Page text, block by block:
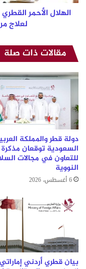
لعلاج
في
سوريا
لعلاج
مقالات ذات صلة
دولة قطر والمملكة
السعودية توقعان
للتعاون في مجالات
النووية
6 أغسطس، 2026
بيان قطري أردني إماراتي